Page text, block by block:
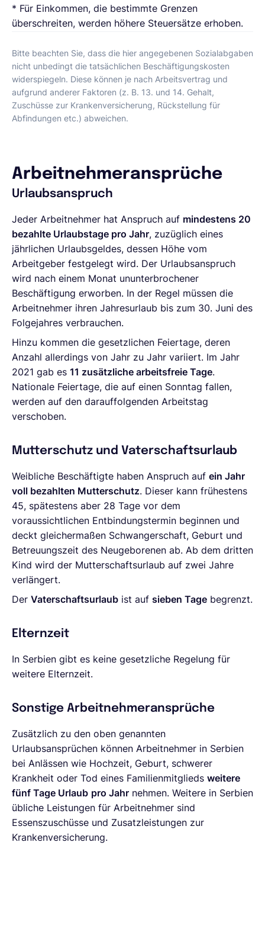
* Für Einkommen, die bestimmte Grenzen
überschreiten, werden höhere Steuersätze erhoben.
Bitte beachten Sie, dass die hier angegebenen Sozialabgaben
nicht unbedingt die tatsächlichen Beschäftigungskosten
widerspiegeln. Diese können je nach Arbeitsvertrag und
aufgrund anderer Faktoren (z. B. 13. und 14. Gehalt,
Zuschüsse zur Krankenversicherung, Rückstellung für
Abfindungen etc.) abweichen.
Arbeitnehmeransprüche
Urlaubsanspruch
Jeder Arbeitnehmer hat Anspruch auf mindestens 20
bezahlte Urlaubstage pro Jahr, zuzüglich eines
jährlichen Urlaubsgeldes, dessen Höhe vom
Arbeitgeber festgelegt wird. Der Urlaubsanspruch
wird nach einem Monat ununterbrochener
Beschäftigung erworben. In der Regel müssen die
Arbeitnehmer ihren Jahresurlaub bis zum 30. Juni des
Folgejahres verbrauchen.
Hinzu kommen die gesetzlichen Feiertage, deren
Anzahl allerdings von Jahr zu Jahr variiert. Im Jahr
2021 gab es 11 zusätzliche arbeitsfreie Tage.
Nationale Feiertage, die auf einen Sonntag fallen,
werden auf den darauffolgenden Arbeitstag
verschoben.
Mutterschutz und Vaterschaftsurlaub
Weibliche Beschäftigte haben Anspruch auf ein Jahr
voll bezahlten Mutterschutz. Dieser kann frühestens
45, spätestens aber 28 Tage vor dem
voraussichtlichen Entbindungstermin beginnen und
deckt gleichermaßen Schwangerschaft, Geburt und
Betreuungszeit des Neugeborenen ab. Ab dem dritten
Kind wird der Mutterschaftsurlaub auf zwei Jahre
verlängert.
Der Vaterschaftsurlaub ist auf sieben Tage begrenzt.
Elternzeit
In Serbien gibt es keine gesetzliche Regelung für
weitere Elternzeit.
Sonstige Arbeitnehmeransprüche
Zusätzlich zu den oben genannten
Urlaubsansprüchen können Arbeitnehmer in Serbien
bei Anlässen wie Hochzeit, Geburt, schwerer
Krankheit oder Tod eines Familienmitglieds weitere
fünf Tage Urlaub pro Jahr nehmen. Weitere in Serbien
übliche Leistungen für Arbeitnehmer sind
Essenszuschüsse und Zusatzleistungen zur
Krankenversicherung.